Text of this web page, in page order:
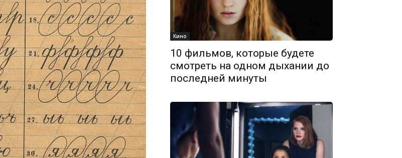
Кино
10 фильмов, которые будете
смотреть на одном дыхании до
последней минуты